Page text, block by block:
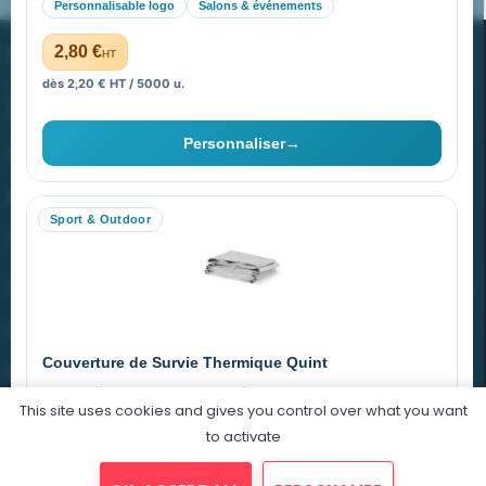
Personnalisable logo Salons & événements
2,80 €HT
dès 2,20 € HT / 5000 u.
Personnaliser→
Sport & Outdoor
Couverture de Survie Thermique Quint
Imperméable et coupe-vent, idéale pour le sport et le plein air.
Économique
PROMENOCH GOODIES
40 rue Madeleine Michelis
92 200 Neuilly
NOTRE SOCIÉTÉ
This site uses cookies and gives you control over what you want
to activate